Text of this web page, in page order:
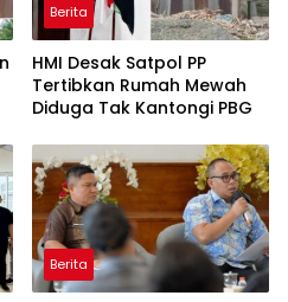
Berita
HMI Desak Satpol PP
Tertibkan Rumah Mewah
Diduga Tak Kantongi PBG
Berita